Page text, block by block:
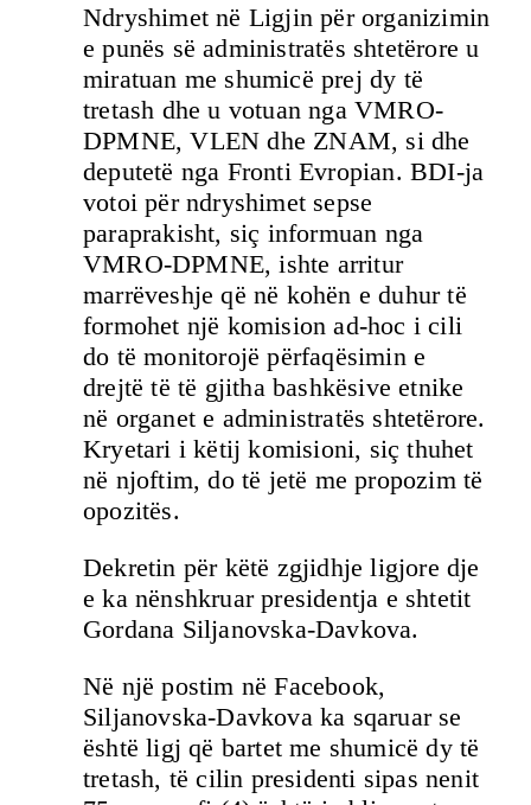
Ndryshimet në Ligjin për organizimin
e punës së administratës shtetërore u
miratuan me shumicë prej dy të
tretash dhe u votuan nga VMRO-
DPMNE, VLEN dhe ZNAM, si dhe
deputetë nga Fronti Evropian. BDI-ja
votoi për ndryshimet sepse
paraprakisht, siç informuan nga
VMRO-DPMNE, ishte arritur
marrëveshje që në kohën e duhur të
formohet një komision ad-hoc i cili
do të monitorojë përfaqësimin e
drejtë të të gjitha bashkësive etnike
në organet e administratës shtetërore.
Kryetari i këtij komisioni, siç thuhet
në njoftim, do të jetë me propozim të
opozitës.
Dekretin për këtë zgjidhje ligjore dje
e ka nënshkruar presidentja e shtetit
Gordana Siljanovska-Davkova.
Në një postim në Facebook,
Siljanovska-Davkova ka sqaruar se
është ligj që bartet me shumicë dy të
tretash, të cilin presidenti sipas nenit